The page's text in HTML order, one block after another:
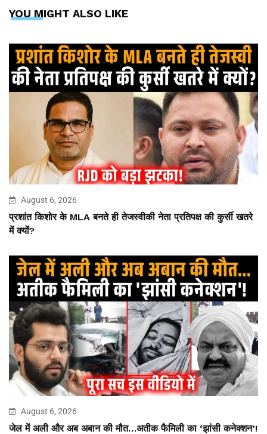
YOU MIGHT ALSO LIKE
August 6, 2026
प्रशांत किशोर के MLA बनते ही तेजस्वीकी नेता प्रतिपक्ष की कुर्सी खतरे
में क्यों?
August 6, 2026
जेल में अली और अब अबान की मौत…अतीक फैमिली का ‘झांसी कनेक्शन’!